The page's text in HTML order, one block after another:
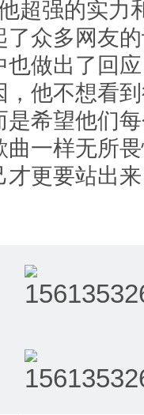
超强的实
了众多网友
做出了回
他不想看
希望他们
一样无所
更要站出